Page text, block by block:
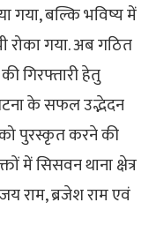
गया, बल्कि भविष्य में
रोका गया. अब गठित
गिरफ्तारी हेतु
घटना के सफल उद्भेदन
पुरस्कृत करने की
में सिसवन थाना क्षेत्र
राम, ब्रजेश राम एवं